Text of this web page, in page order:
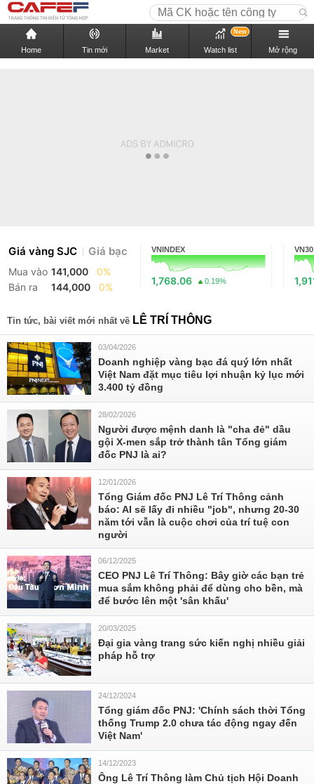
Home Tin mới Market Watch list
New
Mở rộng
Giá vàng SJC Giá bạc
Mua vào 141,000
0%
Bán ra
144,000 0%
VNINDEX
1,768.06 0.19%
VN30
Tin tức, bài viết mới nhất về LÊ TRÍ THÔNG
03/04/2026
Doanh nghiệp vàng bạc đá quý lớn nhất
Việt Nam đặt mục tiêu lợi nhuận kỷ lục mới
3.400 tỷ đồng
28/02/2026
Người được mệnh danh là "cha đẻ" dầu
gội X-men sắp trở thành tân Tổng giám
đốc PNJ là ai?
12/01/2026
Tổng Giám đốc PNJ Lê Trí Thông cảnh
báo: AI sẽ lấy đi nhiều "job", nhưng 20-30
năm tới vẫn là cuộc chơi của trí tuệ con
người
06/12/2025
CEO PNJ Lê Trí Thông: Bây giờ các bạn trẻ
mua sắm không phải để dùng cho bền, mà
để bước lên một 'sân khấu'
20/03/2025
Đại gia vàng trang sức kiến nghị nhiều giải
pháp hỗ trợ
24/12/2024
Tổng giám đốc PNJ: 'Chính sách thời Tổng
thống Trump 2.0 chưa tác động ngay đến
Việt Nam'
14/12/2023
Ông Lê Trí Thông làm Chủ tịch Hội Doanh